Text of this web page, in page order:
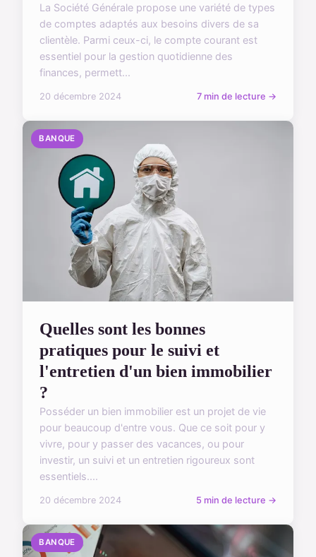
La Société Générale propose une variété de types
de comptes adaptés aux besoins divers de sa
clientèle. Parmi ceux-ci, le compte courant est
essentiel pour la gestion quotidienne des
finances, permett...
20 décembre 2024 7 min de lecture →
BANQUE
Quelles sont les bonnes
pratiques pour le suivi et
l'entretien d'un bien immobilier
?
Posséder un bien immobilier est un projet de vie
pour beaucoup d'entre vous. Que ce soit pour y
vivre, pour y passer des vacances, ou pour
investir, un suivi et un entretien rigoureux sont
essentiels....
20 décembre 2024 5 min de lecture →
BANQUE